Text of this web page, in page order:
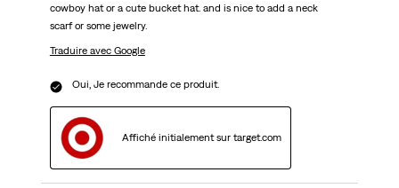
cowboy hat or a cute bucket hat. and is nice to add a neck
scarf or some jewelry.
Traduire avec Google
Oui, Je recommande ce produit.
Affiché initialement sur target.com